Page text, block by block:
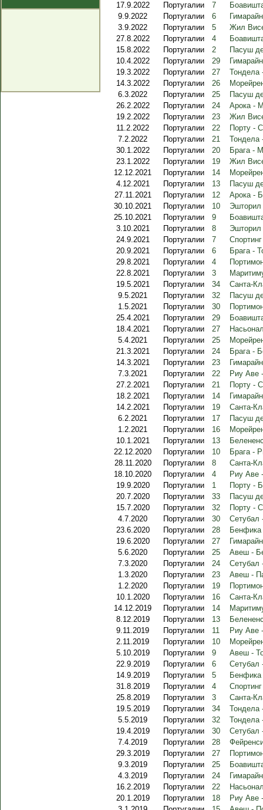
17.9.2022
Португалии 7
9.9.2022
Португалии 6
3.9.2022
Португалии 5
Жил
27.8.2022
Португалии 4
15.8.2022
Португалии 2
Пасуш
10.4.2022
Португалии 29
19.3.2022
Португалии 27
Тондела
14.3.2022
Португалии 26
6.3.2022
Португалии 25
Пасуш
26.2.2022
Португалии 24
Арока -
19.2.2022
Португалии 23
Жил
11.2.2022
Португалии 22
Порту -
7.2.2022
Португалии 21
Тондела
30.1.2022
Португалии 20
Брага -
23.1.2022
Португалии 19
Жил
12.12.2021
Португалии 14
4.12.2021
Португалии 13
Пасуш
27.11.2021
Португалии 12
Арока -
30.10.2021
Португалии 10
25.10.2021
Португалии 9
3.10.2021
Португалии 8
24.9.2021
Португалии 7
20.9.2021
Португалии 6
Брага -
29.8.2021
Португалии 4
22.8.2021
Португалии 3
19.5.2021
Португалии 34
Санта-
9.5.2021
Португалии 32
Пасуш
1.5.2021
Португалии 30
25.4.2021
Португалии 29
18.4.2021
Португалии 27
5.4.2021
Португалии 25
21.3.2021
Португалии 24
Брага -
14.3.2021
Португалии 23
7.3.2021
Португалии 22
Риу Аве
27.2.2021
Португалии 21
Порту -
18.2.2021
Португалии 14
14.2.2021
Португалии 19
Санта-
6.2.2021
Португалии 17
Пасуш
1.2.2021
Португалии 16
10.1.2021
Португалии 13
22.12.2020
Португалии 10
Брага -
28.11.2020
Португалии 8
Санта-
18.10.2020
Португалии 4
Риу Аве
19.9.2020
Португалии 1
Порту -
20.7.2020
Португалии 33
Пасуш
15.7.2020
Португалии 32
Порту -
4.7.2020
Португалии 30
Сетубал
23.6.2020
Португалии 28
Бенфика
19.6.2020
Португалии 27
5.6.2020
Португалии 25
Авеш -
7.3.2020
Португалии 24
Сетубал
1.3.2020
Португалии 23
Авеш -
1.2.2020
Португалии 19
10.1.2020
Португалии 16
Санта-
14.12.2019
Португалии 14
8.12.2019
Португалии 13
9.11.2019
Португалии 11
Риу Аве
2.11.2019
Португалии 10
5.10.2019
Португалии 9
Авеш -
22.9.2019
Португалии 6
Сетубал
14.9.2019
Португалии 5
31.8.2019
Португалии 4
25.8.2019
Португалии 3
Санта-
19.5.2019
Португалии 34
5.5.2019
Португалии 32
Тондела
19.4.2019
Португалии 30
Сетубал
7.4.2019
Португалии 28
29.3.2019
Португалии 27
9.3.2019
Португалии 25
4.3.2019
Португалии 24
16.2.2019
Португалии 22
20.1.2019
Португалии 18
Риу Аве